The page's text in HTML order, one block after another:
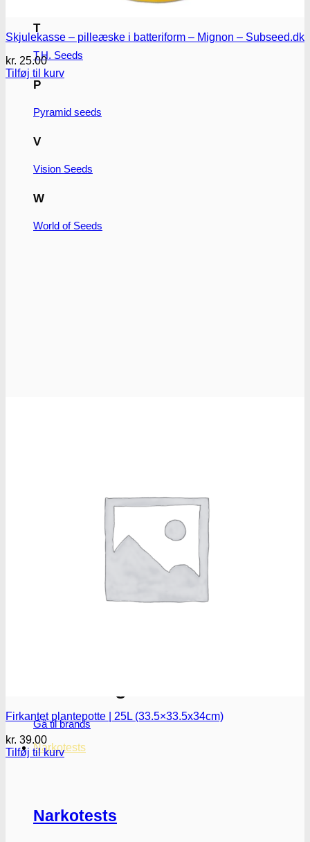
T
T.H. Seeds
P
Pyramid seeds
V
Vision Seeds
W
World of Seeds
Gå til brands
Narkotests
Narkotests
Skjulekasse – pilleæske i batteriform – Mignon – Subseed.dk
kr. 25.00
Tilføj til kurv
Firkantet plantepotte | 25L (33.5×33.5x34cm)
kr. 39.00
Tilføj til kurv